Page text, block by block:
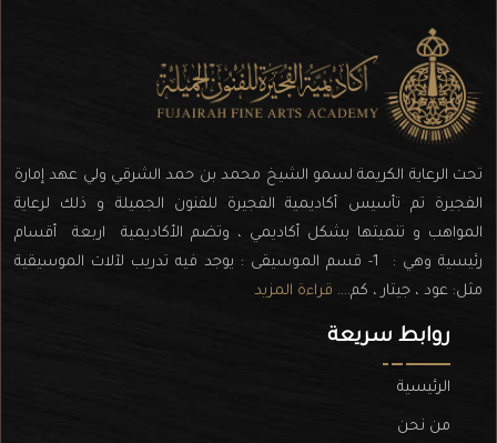
تحت الرعاية الكريمة لسمو الشيخ محمد بن حمد الشرقي ولي عهد إمارة
الفجيرة تم تأسيس أكاديمية الفجيرة للفنون الجميلة و ذلك لرعاية
المواهب و تنميتها بشكل أكاديمي ، وتضم الأكاديمية اربعة أقسام
رئيسية وهي : 1- قسم الموسيقى : يوجد فيه تدريب لآلات الموسيقية
مثل: عود ، جيتار ، كم.... قراءة المزيد
روابط سريعة
الرئيسية
من نحن